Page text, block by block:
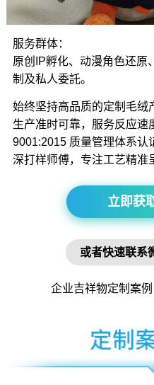
服务群体：
原创IP孵化、动漫角色还原
制及私人委託。
始终坚持高品质的定制毛绒
生产准时可靠，服务反应速
9001:2015 质量管理体系认
深打样师傅，专注工艺精准
立即获
或者快速联系
企业吉祥物定制案